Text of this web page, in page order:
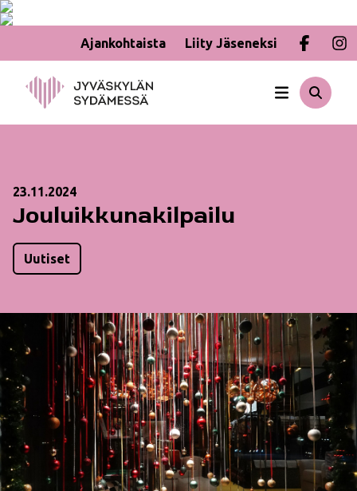
Ajankohtaista
Liity Jäseneksi
sisältöön
23.11.2024
Jouluikkunakilpailu
Uutiset